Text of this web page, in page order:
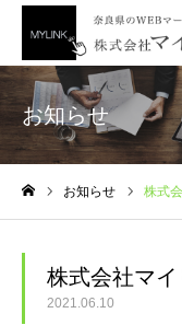
お知らせ
お知らせ 株式
株式会社マ
2021.06.10